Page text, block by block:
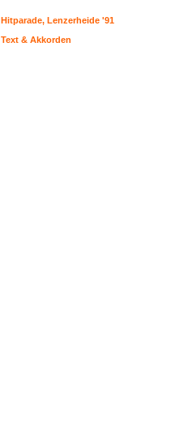
Hitparade, Lenzerheide '91
Text & Akkorden